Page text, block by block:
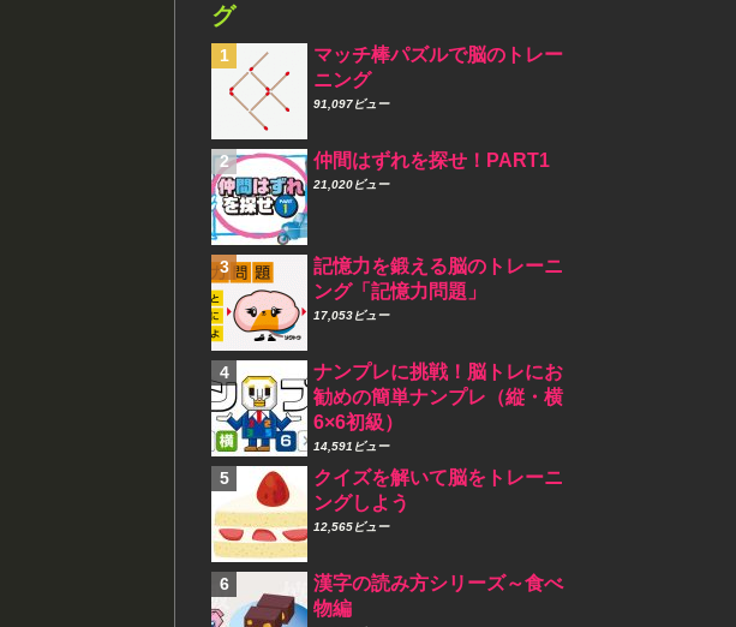
グ
マッチ棒パズルで脳のトレー
ニング
91,097ビュー
仲間はずれを探せ！PART1
21,020ビュー
記憶力を鍛える脳のトレーニ
ング「記憶力問題」
17,053ビュー
ナンプレに挑戦！脳トレにお
勧めの簡単ナンプレ（縦・横
6×6初級）
14,591ビュー
クイズを解いて脳をトレーニ
ングしよう
12,565ビュー
漢字の読み方シリーズ～食べ
物編